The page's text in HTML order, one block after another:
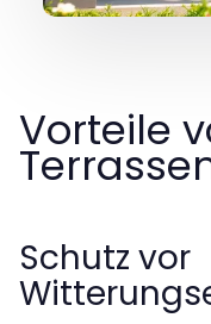
Vorteile
Schutz vor